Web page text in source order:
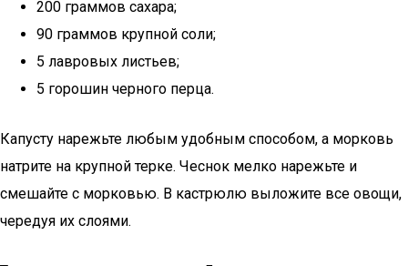
200 граммов сахара;
90 граммов крупной соли;
5 лавровых листьев;
5 горошин черного перца.
Капусту нарежьте любым удобным способом, а морковь
натрите на крупной терке. Чеснок мелко нарежьте и
смешайте с морковью. В кастрюлю выложите все овощи,
чередуя их слоями.